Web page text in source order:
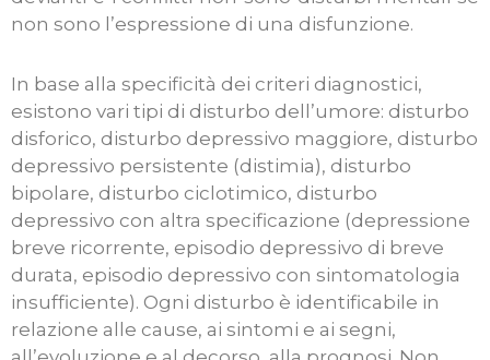
non sono l’espressione di una disfunzione.
In base alla specificità dei criteri diagnostici,
esistono vari tipi di disturbo dell’umore: disturbo
disforico, disturbo depressivo maggiore, disturbo
depressivo persistente (distimia), disturbo
bipolare, disturbo ciclotimico, disturbo
depressivo con altra specificazione (depressione
breve ricorrente, episodio depressivo di breve
durata, episodio depressivo con sintomatologia
insufficiente). Ogni disturbo è identificabile in
relazione alle cause, ai sintomi e ai segni,